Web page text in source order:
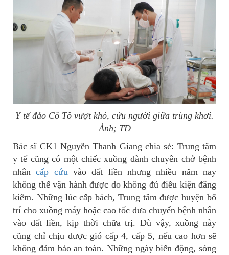
Y tế đảo Cô Tô vượt khó, cứu người giữa trùng khơi.
Ảnh; TD
Bác sĩ CK1 Nguyễn Thanh Giang chia sẻ: Trung tâm
y tế cũng có một chiếc xuồng dành chuyên chở bệnh
nhâncấp cứu vào đất liền nhưng nhiều năm nay
không thể vận hành được do không đủ điều kiện đăng
kiểm. Những lúc cấp bách, Trung tâm được huyện bố
trí cho xuồng máy hoặc cao tốc đưa chuyển bệnh nhân
vào đất liền, kịp thời chữa trị. Dù vậy, xuồng này
cũng chỉ chịu được gió cấp 4, cấp 5, nếu cao hơn sẽ
không đảm bảo an toàn. Những ngày biển động, sóng